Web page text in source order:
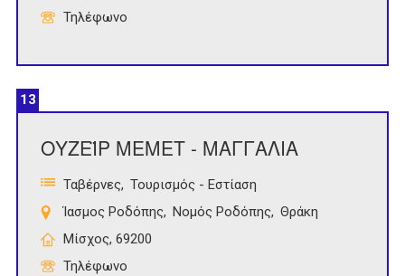
Τηλέφωνο
13
ΟΥΖΕΪΡ ΜΕΜΕΤ - ΜΑΓΓΑΛΙΑ
Ταβέρνες
Τουρισμός - Εστίαση
Ίασμος Ροδόπης
Νομός Ροδόπης
Θράκη
Μίσχος, 69200
Τηλέφωνο